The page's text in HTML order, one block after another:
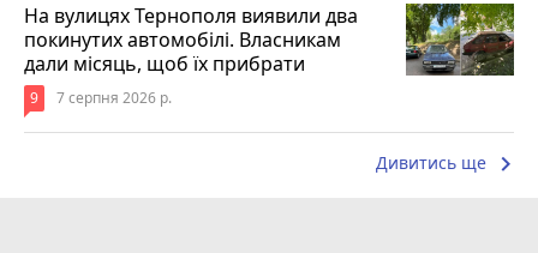
На вулицях Тернополя виявили два
покинутих автомобілі. Власникам
дали місяць, щоб їх прибрати
9 7 серпня 2026 р.
Дивитись ще keyboard_arrow_right